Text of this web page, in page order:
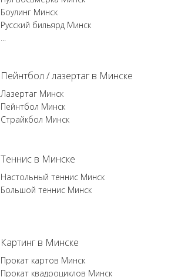
Боулинг Минск
Русский бильярд Минск
...
Пейнтбол / лазертаг в Минске
Лазертаг Минск
Пейнтбол Минск
Страйкбол Минск
Теннис в Минске
Настольный теннис Минск
Большой теннис Минск
Картинг в Минске
Прокат картов Минск
Прокат квадроциклов Минск